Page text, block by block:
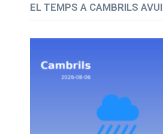
EL TEMPS A CAMBRILS AVUI